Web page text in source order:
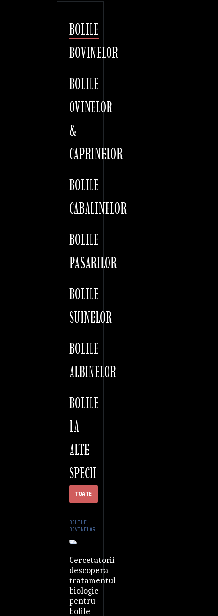
BOLILE
BOVINELOR
BOLILE
OVINELOR
&
CAPRINELOR
BOLILE
CABALINELOR
BOLILE
PASARILOR
BOLILE
SUINELOR
BOLILE
ALBINELOR
BOLILE
LA
ALTE
SPECII
TOATE
BOLILE
BOVINELOR
Cercetatorii
descopera
tratamentul
biologic
pentru
bolile